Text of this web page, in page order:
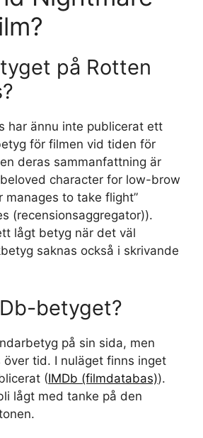
på Rotten
har ännu inte publicerat ett
för filmen vid tiden för
deras sammanfattning är
character for low-brow
manages to take flight”
(recensionsaggregator)).
lågt betyg när det väl
saknas också i skrivande
betyget?
på sin sida, men
tid. I nuläget finns inget
(IMDb (filmdatabas)).
lågt med tanke på den